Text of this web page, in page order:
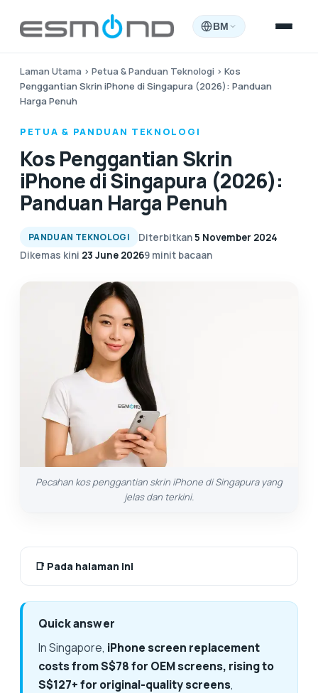
BM
Laman Utama › Petua & Panduan Teknologi › Kos
Penggantian Skrin iPhone di Singapura (2026): Panduan
Harga Penuh
PETUA & PANDUAN TEKNOLOGI
Kos Penggantian Skrin
iPhone di Singapura (2026):
Panduan Harga Penuh
PANDUAN TEKNOLOGI Diterbitkan5 November 2024
Dikemas kini 23 June 20269 minit bacaan
Pecahan kos penggantian skrin iPhone di Singapura yang
jelas dan terkini.
📑 Pada halaman ini
Quick answer
In Singapore, iPhone screen replacement
costs from S$78 for OEM screens, rising to
S$127+ for original-quality screens,